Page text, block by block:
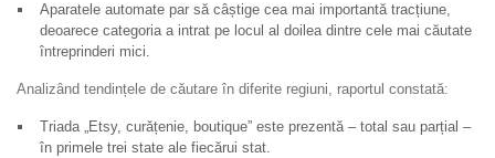
Aparatele automate par să câștige cea mai importantă tracțiune,
deoarece categoria a intrat pe locul al doilea dintre cele mai căutate
întreprinderi mici.
Analizând tendințele de căutare în diferite regiuni, raportul constată:
Triada „Etsy, curățenie, boutique” este prezentă – total sau parțial –
în primele trei state ale fiecărui stat.